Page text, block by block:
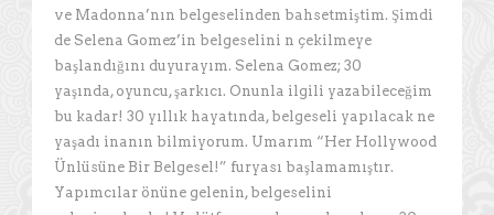
ve Madonna’nın belgeselinden bahsetmiştim. Şimdi
de Selena Gomez’in belgeselini n çekilmeye
başlandığını duyurayım. Selena Gomez; 30
yaşında, oyuncu, şarkıcı. Onunla ilgili yazabileceğim
bu kadar! 30 yıllık hayatında, belgeseli yapılacak ne
yaşadı inanın bilmiyorum. Umarım “Her Hollywood
Ünlüsüne Bir Belgesel!” furyası başlamamıştır.
Yapımcılar önüne gelenin, belgeselini